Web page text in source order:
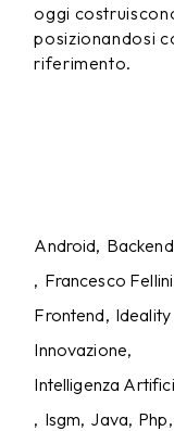
oggi
posizionandosi
riferimento.
Android Backend
Francesco Fellini
Frontend
Innovazione
Intelligenza
Isgm Java Php